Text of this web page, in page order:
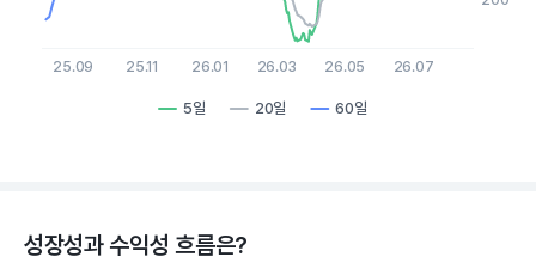
5일 20일 60일
25.09 25.11 26.01 26.03 26.05 26.07
성장성과 수익성 흐름은?